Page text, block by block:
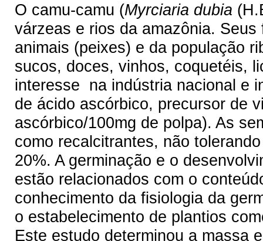
O camu-camu (Myrciaria dubia
várzeas e rios da amazônia.
animais (peixes) e da população
sucos, doces, vinhos, coquetéis,
interesse na indústria nacional e
de ácido ascórbico, precursor de
ascórbico/100mg de polpa). As
como recalcitrantes, não
20%. A germinação e o
estão relacionados com o
conhecimento da fisiologia da
o estabelecimento de plantios
Este estudo determinou a massa